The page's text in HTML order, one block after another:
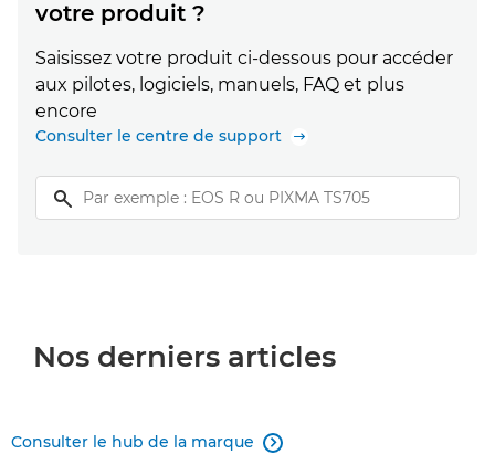
votre produit ?
Saisissez votre produit ci-dessous pour accéder
aux pilotes, logiciels, manuels, FAQ et plus
encore
Consulter le centre de support
Nos derniers articles
Consulter le hub de la marque 